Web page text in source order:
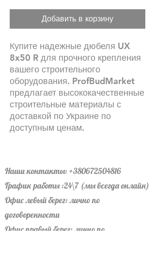
Добавить в корзину
Купите надежные дюбеля UX
8x50 R для прочного крепления
вашего строительного
оборудования. ProfBudMarket
предлагает высококачественные
строительные материалы с
доставкой по Украине по
доступным ценам.
Наши контакты: +380672504816
График работы :24\7 (мы всегда онлайн)
Офис левый берег: лично по
договоренности
Офис правый берег: лично по